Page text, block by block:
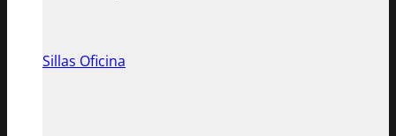
Sillas Oficina